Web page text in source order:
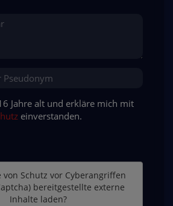
Jahre alt und erkläre mich mit
einverstanden.
von Schutz vor Cyberangriffen
bereitgestellte externe
Inhalte laden?